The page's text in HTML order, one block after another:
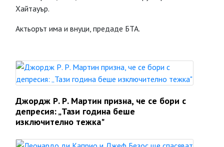
Хайтауър.
Актьорът има и внуци, предаде БТА.
Джордж Р. Р. Мартин призна, че се бори с
депресия: „Тази година беше
изключително тежка"